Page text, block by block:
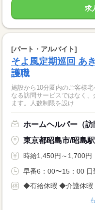
求
[パート・アルバイト]
そよ風定期巡回 あ
護職
施設から10分圏内のご客様
なる訪問サービスではなく
ます。人数制限を設け...
ホームヘルパー（訪
東京都昭島市/昭島駅
時給1,450円～1,700円
早番6：00〜15：00 日
◆有給休暇 ◆介護休暇